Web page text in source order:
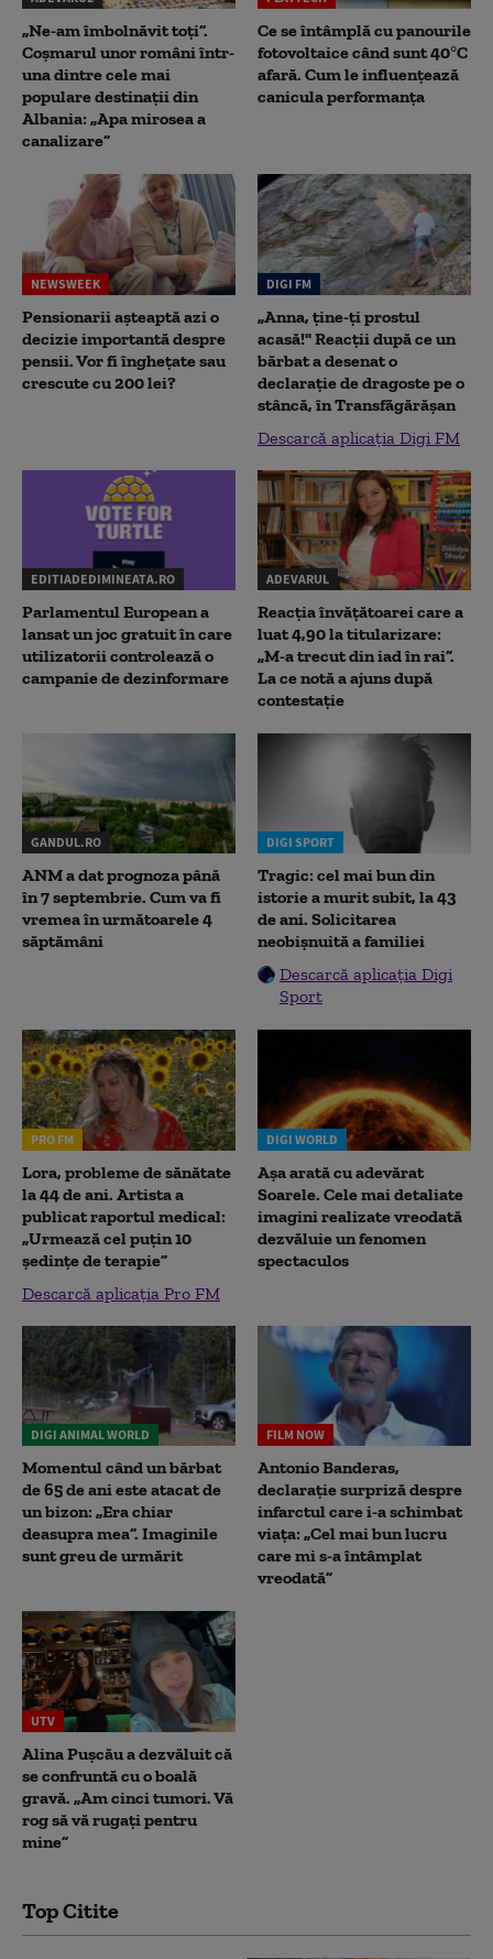
„Ne-am îmbolnăvit toți”.
Coșmarul unor români într-
una dintre cele mai
populare destinații din
Albania: „Apa mirosea a
canalizare”
Ce se întâmplă cu panourile
fotovoltaice când sunt 40°C
afară. Cum le influențează
canicula performanța
NEWSWEEK
Pensionarii așteaptă azi o
decizie importantă despre
pensii. Vor fi înghețate sau
crescute cu 200 lei?
DIGI FM
„Anna, ţine-ţi prostul
acasă!" Reacţii după ce un
bărbat a desenat o
declaraţie de dragoste pe o
stâncă, în Transfăgărăşan
Descarcă aplicația Digi FM
EDITIADEDIMINEATA.RO
Parlamentul European a
lansat un joc gratuit în care
utilizatorii controlează o
campanie de dezinformare
ADEVARUL
Reacția învățătoarei care a
luat 4,90 la titularizare:
„M-a trecut din iad în rai”.
La ce notă a ajuns după
contestație
GANDUL.RO
ANM a dat prognoza până
în 7 septembrie. Cum va fi
vremea în următoarele 4
săptămâni
DIGI SPORT
Tragic: cel mai bun din
istorie a murit subit, la 43
de ani. Solicitarea
neobișnuită a familiei
Descarcă aplicația Digi
Sport
PRO FM
Lora, probleme de sănătate
la 44 de ani. Artista a
publicat raportul medical:
„Urmează cel puțin 10
ședințe de terapie”
Descarcă aplicația Pro FM
DIGI WORLD
Așa arată cu adevărat
Soarele. Cele mai detaliate
imagini realizate vreodată
dezvăluie un fenomen
spectaculos
DIGI ANIMAL WORLD
Momentul când un bărbat
de 65 de ani este atacat de
un bizon: „Era chiar
deasupra mea”. Imaginile
sunt greu de urmărit
FILM NOW
Antonio Banderas,
declarație surpriză despre
infarctul care i-a schimbat
viața: „Cel mai bun lucru
care mi s-a întâmplat
vreodată”
UTV
Alina Pușcău a dezvăluit că
se confruntă cu o boală
gravă. „Am cinci tumori. Vă
rog să vă rugați pentru
mine”
Top Citite